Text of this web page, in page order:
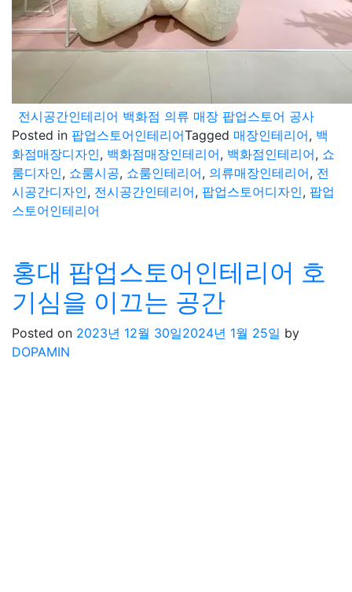
전시공간인테리어 백화점 의류 매장 팝업스토어 공사
Posted in 팝업스토어인테리어Tagged 매장인테리어, 백
화점매장디자인, 백화점매장인테리어, 백화점인테리어, 쇼
룸디자인, 쇼룸시공, 쇼룸인테리어, 의류매장인테리어, 전
시공간디자인, 전시공간인테리어, 팝업스토어디자인, 팝업
스토어인테리어
홍대 팝업스토어인테리어 호
기심을 이끄는 공간
Posted on 2023년 12월 30일2024년 1월 25일 by
DOPAMIN